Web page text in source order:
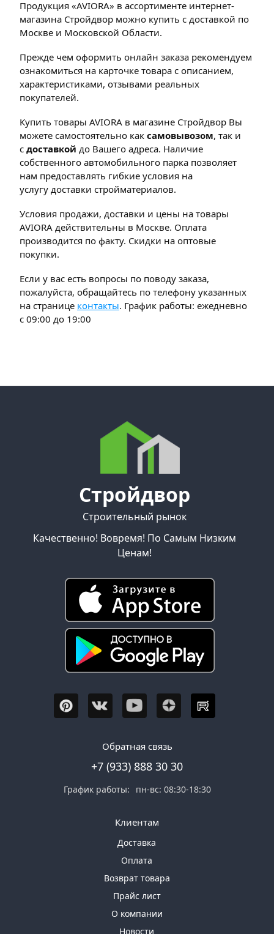
Продукция «AVIORA» в ассортименте интернет-
магазина Стройдвор можно купить с доставкой по
Москве и Московской Области.
Прежде чем оформить онлайн заказа рекомендуем
ознакомиться на карточке товара с описанием,
характеристиками, отзывами реальных
покупателей.
Купить товары AVIORA в магазине Стройдвор Вы
можете самостоятельно как самовывозом, так и
с доставкой до Вашего адреса. Наличие
собственного автомобильного парка позволяет
нам предоставлять гибкие условия на
услугу доставки стройматериалов.
Условия продажи, доставки и цены на товары
AVIORA действительны в Москве. Оплата
производится по факту. Скидки на оптовые
покупки.
Если у вас есть вопросы по поводу заказа,
пожалуйста, обращайтесь по телефону указанных
на странице контакты. График работы: ежедневно
с 09:00 до 19:00
Стройдвор
Строительный рынок
Качественно! Вовремя! По Самым Низким
Ценам!
Обратная связь
+7 (933) 888 30 30
График работы: пн-вс: 08:30-18:30
Клиентам
Доставка
Оплата
Возврат товара
Прайс лист
О компании
Новости